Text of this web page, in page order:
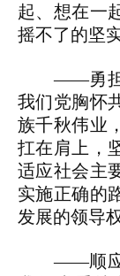
起、想在一
摇不了的坚
——勇担历
我们党胸怀
族千秋伟业
扛在肩上，
适应社会主
实施正确的
发展的领导
——顺应发